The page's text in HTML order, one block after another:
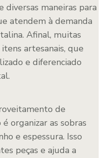
diversas maneiras para
atendem à demanda
Afinal, muitas
artesanais, que
e diferenciado
de
organizar as sobras
e espessura. Isso
peças e ajuda a